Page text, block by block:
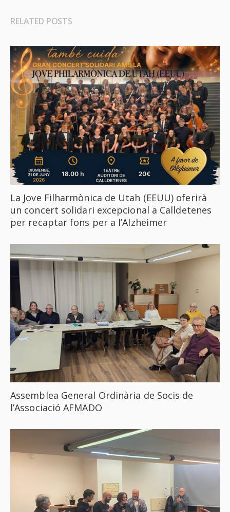
RELATED POSTS
La Jove Filharmònica de Utah (EEUU) oferirà
un concert solidari excepcional a Calldetenes
per recaptar fons per a l’Alzheimer
Assemblea General Ordinària de Socis de
l’Associació AFMADO